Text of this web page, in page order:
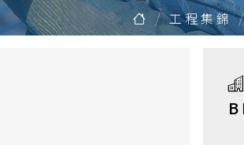
工程集錦